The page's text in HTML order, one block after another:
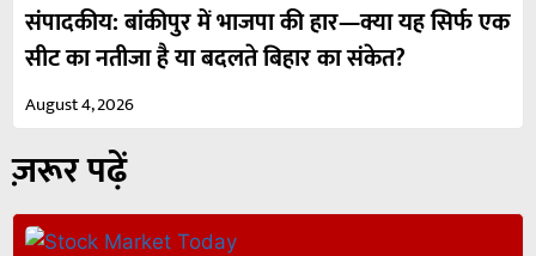
संपादकीय: बांकीपुर में भाजपा की हार—क्या यह सिर्फ एक
सीट का नतीजा है या बदलते बिहार का संकेत?
August 4, 2026
ज़रूर पढ़ें